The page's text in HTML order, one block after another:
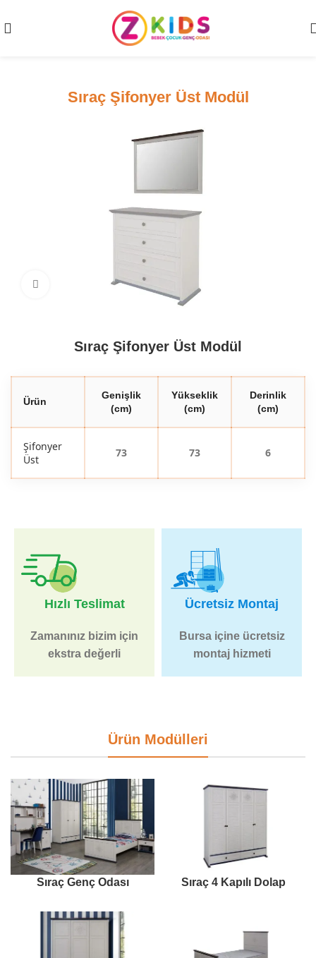
Sıraç Şifonyer Üst Modül
Click to enlarge
Sıraç Şifonyer Üst Modül
Ürün
Genişlik
(cm)
Yükseklik
(cm)
Derinlik
(cm)
Şifonyer
Üst
73 73 6
Hızlı Teslimat
Zamanınız bizim için
ekstra değerli
Ücretsiz Montaj
Bursa içine ücretsiz
montaj hizmeti
Ürün Modülleri
Sıraç Genç Odası Sıraç 4 Kapılı Dolap